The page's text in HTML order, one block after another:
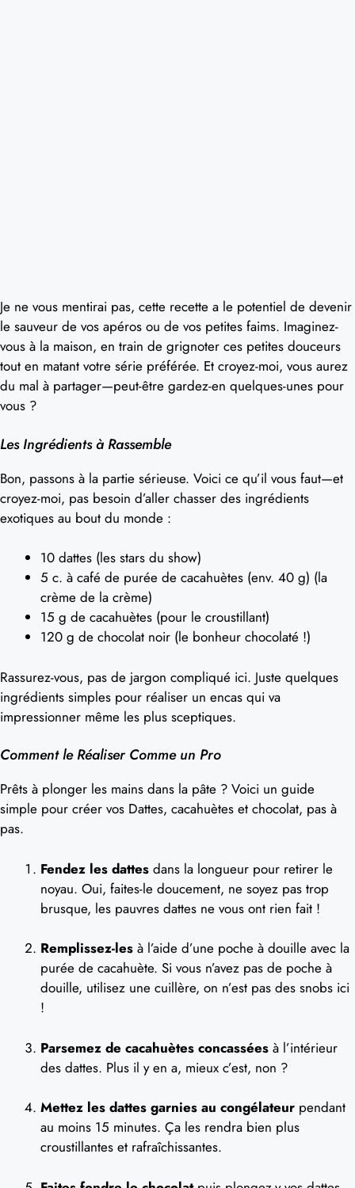
Je ne vous mentirai pas, cette recette a le potentiel de devenir
le sauveur de vos apéros ou de vos petites faims. Imaginez-
vous à la maison, en train de grignoter ces petites douceurs
tout en matant votre série préférée. Et croyez-moi, vous aurez
du mal à partager—peut-être gardez-en quelques-unes pour
vous ?
Les Ingrédients à Rassemble
Bon, passons à la partie sérieuse. Voici ce qu’il vous faut—et
croyez-moi, pas besoin d’aller chasser des ingrédients
exotiques au bout du monde :
10 dattes (les stars du show)
5 c. à café de purée de cacahuètes (env. 40 g) (la
crème de la crème)
15 g de cacahuètes (pour le croustillant)
120 g de chocolat noir (le bonheur chocolaté !)
Rassurez-vous, pas de jargon compliqué ici. Juste quelques
ingrédients simples pour réaliser un encas qui va
impressionner même les plus sceptiques.
Comment le Réaliser Comme un Pro
Prêts à plonger les mains dans la pâte ? Voici un guide
simple pour créer vos Dattes, cacahuètes et chocolat, pas à
pas.
Fendez les dattes dans la longueur pour retirer le
noyau. Oui, faites-le doucement, ne soyez pas trop
brusque, les pauvres dattes ne vous ont rien fait !
Remplissez-les à l’aide d’une poche à douille avec la
purée de cacahuète. Si vous n’avez pas de poche à
douille, utilisez une cuillère, on n’est pas des snobs ici
!
Parsemez de cacahuètes concassées à l’intérieur
des dattes. Plus il y en a, mieux c’est, non ?
Mettez les dattes garnies au congélateur pendant
au moins 15 minutes. Ça les rendra bien plus
croustillantes et rafraîchissantes.